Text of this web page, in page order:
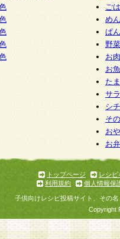
報は、すべて会員登録
考えております。従っ
望されない場合には、
が、提供されないこと
いただけない場合があ
が保有している個人情
れた場合には、ご本人
法令に準拠して合理的
請求等の請求先は個
承諾のうえ、当社所定の
グループとします。な
員登録をすることがで
ご
めん
ぱん
野
お
お
た
サ
シ
そ
お
お
トップページ
レシピ
利用規約
個人情報保
子供向けレシピ投稿サイト、その
Copyright